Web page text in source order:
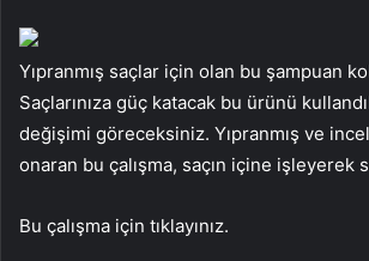
Yıpranmış saçlar için olan bu şampuan
Saçlarınıza güç katacak bu ürünü
değişimi göreceksiniz. Yıpranmış ve
onaran bu çalışma, saçın içine işleyerek
Bu çalışma için tıklayınız.